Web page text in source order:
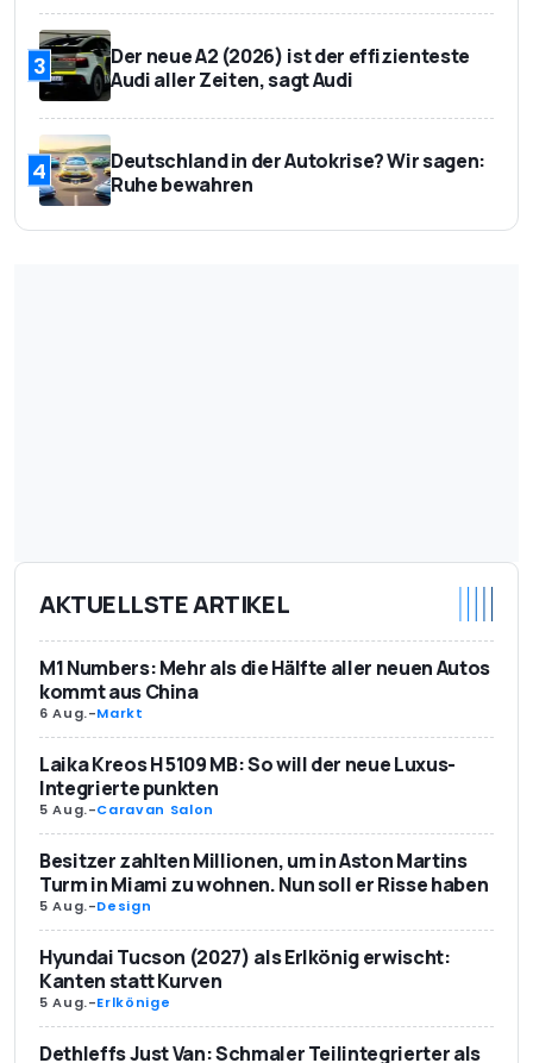
3
Der neue A2 (2026) ist der effizienteste
Audi aller Zeiten, sagt Audi
4
Deutschland in der Autokrise? Wir sagen:
Ruhe bewahren
AKTUELLSTE ARTIKEL
M1 Numbers: Mehr als die Hälfte aller neuen Autos
kommt aus China
6 Aug.-Markt
Laika Kreos H 5109 MB: So will der neue Luxus-
Integrierte punkten
5 Aug.-Caravan Salon
Besitzer zahlten Millionen, um in Aston Martins
Turm in Miami zu wohnen. Nun soll er Risse haben
5 Aug.-Design
Hyundai Tucson (2027) als Erlkönig erwischt:
Kanten statt Kurven
5 Aug.-Erlkönige
Dethleffs Just Van: Schmaler Teilintegrierter als